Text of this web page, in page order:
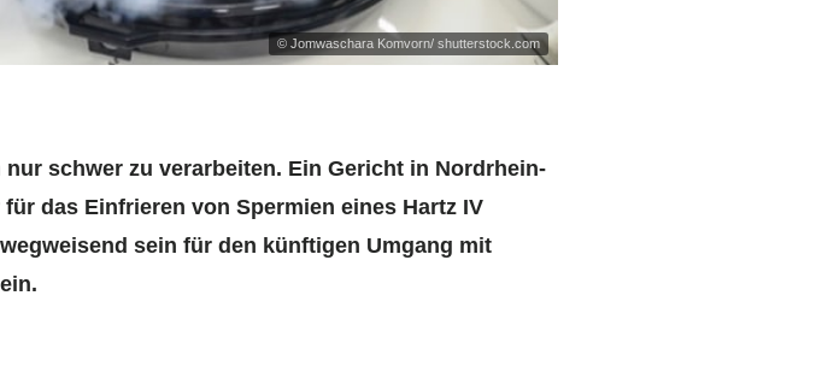
© Jomwaschara Komvorn/ shutterstock.com
schwer zu verarbeiten. Ein Gericht in Nordrhein-
das Einfrieren von Spermien eines Hartz IV
sein für den künftigen Umgang mit